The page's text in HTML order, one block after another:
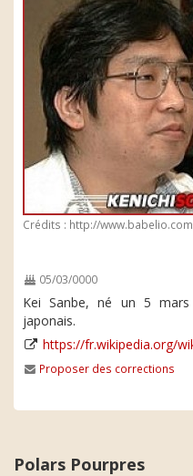
Crédits : http://
05/03/0000
Kei Sanbe, né un 5
japonais.
https://fr.wikipedia.org/
Proposer des corrections
Polars Pourpres